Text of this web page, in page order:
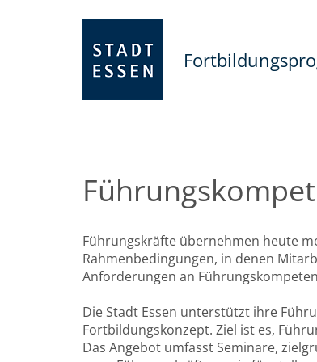
Führungskräfte übernehmen heute
Rahmenbedingungen, in denen
Anforderungen an
Die Stadt Essen unterstützt ihre
Fortbildungskonzept. Ziel ist es,
Das Angebot umfasst Seminare,